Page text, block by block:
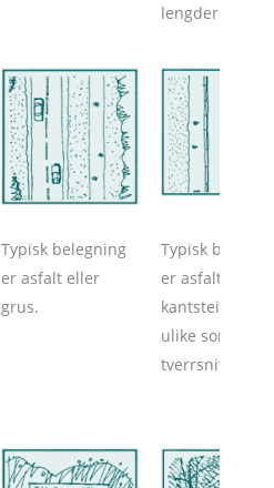
Typisk belegning
er asfalt eller
grus.
Typisk
er asfalt med
kantstein
ulike soner i
tverrsnittet.